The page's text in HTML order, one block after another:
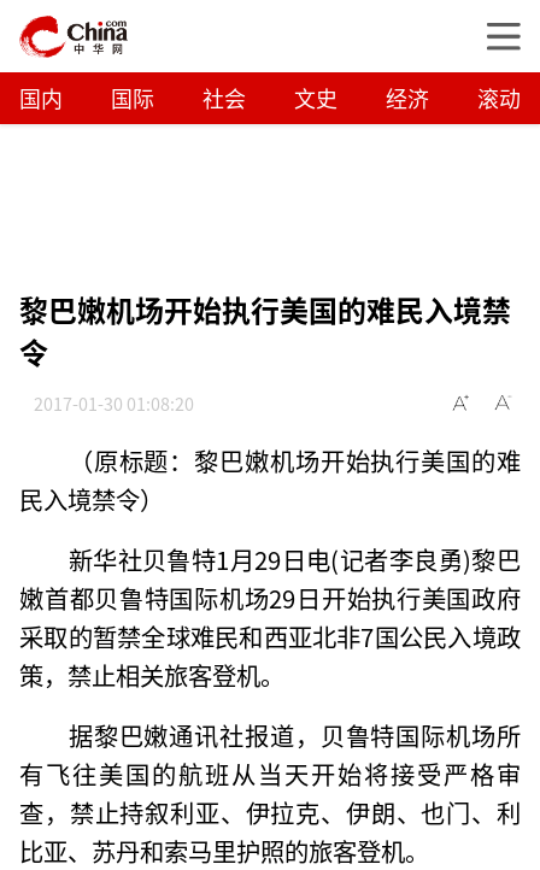
国内 国际 社会 文史 经济 滚动
黎巴嫩机场开始执行美国的难民入境禁
令
2017-01-30 01:08:20
（原标题：黎巴嫩机场开始执行美国的难
民入境禁令）
新华社贝鲁特1月29日电(记者李良勇)黎巴
嫩首都贝鲁特国际机场29日开始执行美国政府
采取的暂禁全球难民和西亚北非7国公民入境政
策，禁止相关旅客登机。
据黎巴嫩通讯社报道，贝鲁特国际机场所
有飞往美国的航班从当天开始将接受严格审
查，禁止持叙利亚、伊拉克、伊朗、也门、利
比亚、苏丹和索马里护照的旅客登机。